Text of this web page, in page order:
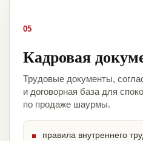
05
Кадровая
Трудовые документы,
и договорная база для
по продаже шаурмы.
правила внутреннего